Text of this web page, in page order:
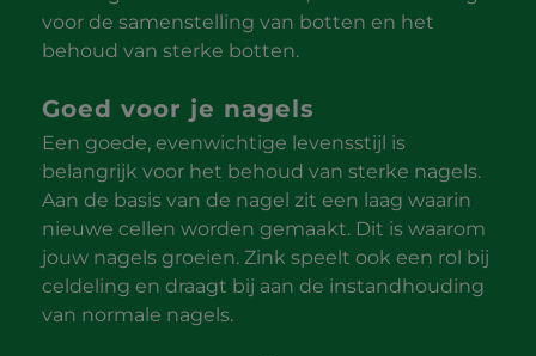
voor de samenstelling van botten en het
behoud van sterke botten.
Goed voor je nagels
Een goede, evenwichtige levensstijl is
belangrijk voor het behoud van sterke nagels.
Aan de basis van de nagel zit een laag waarin
nieuwe cellen worden gemaakt. Dit is waarom
jouw nagels groeien. Zink speelt ook een rol bij
celdeling en draagt bij aan de instandhouding
van normale nagels.